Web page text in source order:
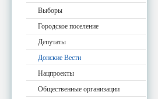
Выборы
Городское поселение
Депутаты
Донские Вести
Нацпроекты
Общественные организации